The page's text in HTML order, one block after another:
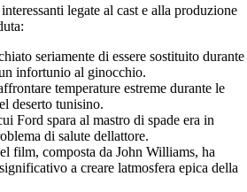
legate al cast e alla produzione
seriamente di essere sostituito durante
infortunio al ginocchio.
temperature estreme durante le
deserto tunisino.
Ford spara al mastro di spade era in
di salute dellattore.
film, composta da John Williams, ha
a creare latmosfera epica della